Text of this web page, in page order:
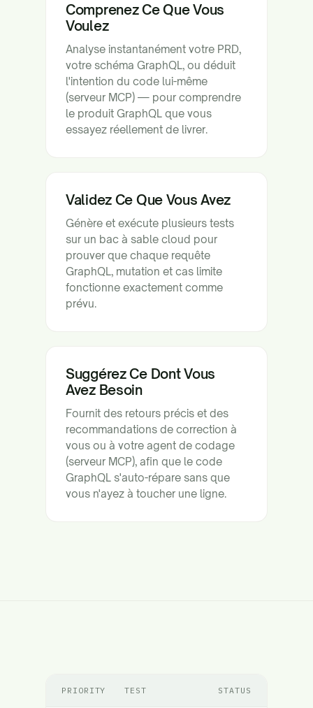
Comprenez Ce Que Vous
Voulez
Analyse instantanément votre PRD,
votre schéma GraphQL, ou déduit
l'intention du code lui-même
(serveur MCP) — pour comprendre
le produit GraphQL que vous
essayez réellement de livrer.
Validez Ce Que Vous Avez
Génère et exécute plusieurs tests
sur un bac à sable cloud pour
prouver que chaque requête
GraphQL, mutation et cas limite
fonctionne exactement comme
prévu.
Suggérez Ce Dont Vous
Avez Besoin
Fournit des retours précis et des
recommandations de correction à
vous ou à votre agent de codage
(serveur MCP), afin que le code
GraphQL s'auto-répare sans que
vous n'ayez à toucher une ligne.
PRIORITY TEST STATUS